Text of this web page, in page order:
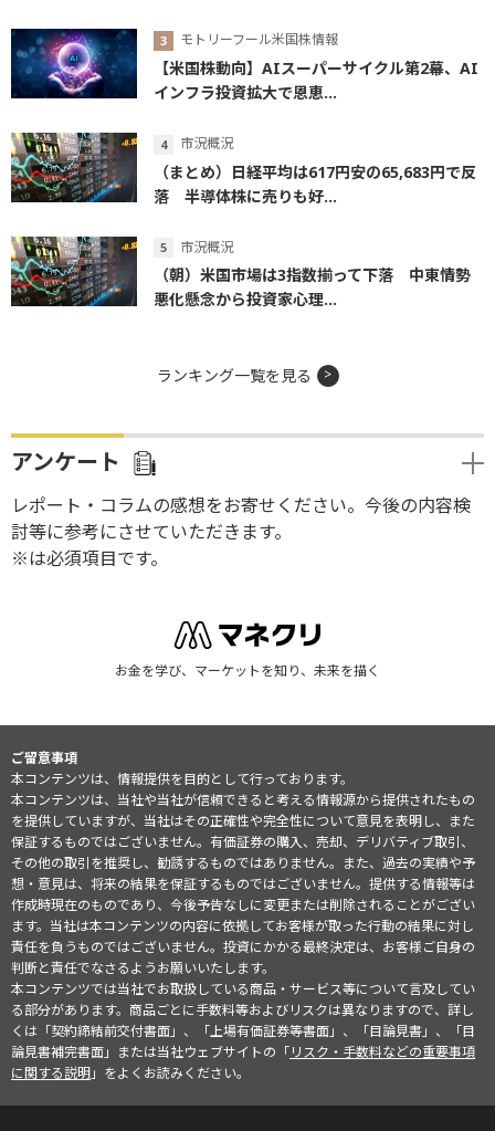
モトリーフール米国株情報
【米国株動向】AIスーパーサイクル第2幕、AI
インフラ投資拡大で恩恵...
市況概況
（まとめ）日経平均は617円安の65,683円で反
落 半導体株に売りも好...
市況概況
（朝）米国市場は3指数揃って下落 中東情勢
悪化懸念から投資家心理...
ランキング一覧を見る
アンケート
レポート・コラムの感想をお寄せください。今後の内容検
討等に参考にさせていただきます。
※は必須項目です。
お金を学び、マーケットを知り、未来を描く
ご留意事項
本コンテンツは、情報提供を目的として行っております。
本コンテンツは、当社や当社が信頼できると考える情報源から提供されたもの
を提供していますが、当社はその正確性や完全性について意見を表明し、また
保証するものではございません。有価証券の購入、売却、デリバティブ取引、
その他の取引を推奨し、勧誘するものではありません。また、過去の実績や予
想・意見は、将来の結果を保証するものではございません。提供する情報等は
作成時現在のものであり、今後予告なしに変更または削除されることがござい
ます。当社は本コンテンツの内容に依拠してお客様が取った行動の結果に対し
責任を負うものではございません。投資にかかる最終決定は、お客様ご自身の
判断と責任でなさるようお願いいたします。
本コンテンツでは当社でお取扱している商品・サービス等について言及してい
る部分があります。商品ごとに手数料等およびリスクは異なりますので、詳し
くは「契約締結前交付書面」、「上場有価証券等書面」、「目論見書」、「目
論見書補完書面」または当社ウェブサイトの「リスク・手数料などの重要事項
に関する説明」をよくお読みください。